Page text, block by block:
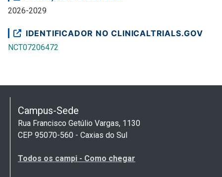
2026-2029
IDENTIFICADOR NO CLINICALTRIALS.GOV
NCT07206472
Campus-Sede
Rua Francisco Getúlio Vargas, 1130
CEP 95070-560 - Caxias do Sul
Todos os campi - Como chegar